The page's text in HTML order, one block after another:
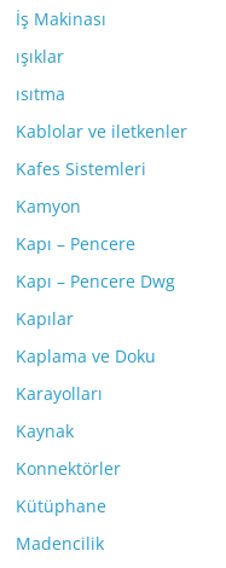
İş Makinası
ışıklar
ısıtma
Kablolar ve iletkenler
Kafes Sistemleri
Kamyon
Kapı – Pencere
Kapı – Pencere Dwg
Kapılar
Kaplama ve Doku
Karayolları
Kaynak
Konnektörler
Kütüphane
Madencilik